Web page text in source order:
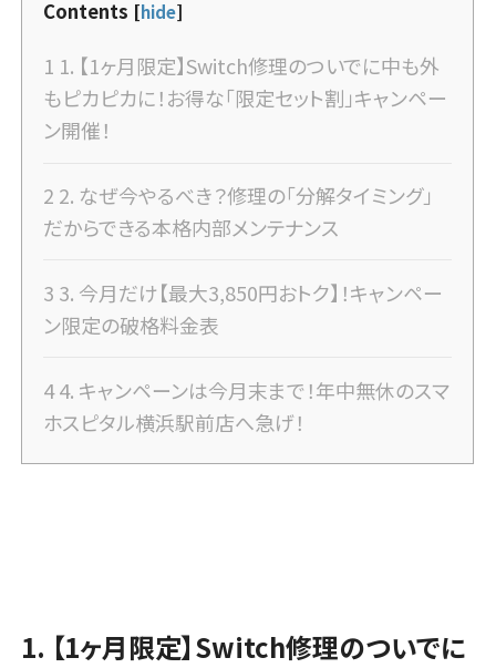
Contents [hide]
1 1. 【1ヶ月限定】Switch修理のついでに中も外
もピカピカに！お得な「限定セット割」キャンペー
ン開催！
2 2. なぜ今やるべき？修理の「分解タイミング」
だからできる本格内部メンテナンス
3 3. 今月だけ【最大3,850円おトク】！キャンペー
ン限定の破格料金表
44. キャンペーンは今月末まで！年中無休のスマ
ホスピタル横浜駅前店へ急げ！
1. 【1ヶ月限定】Switch修理のついでに